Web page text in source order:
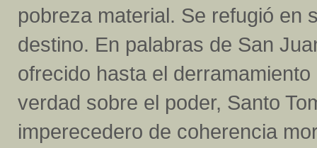
pobreza material. Se refugió en
destino. En palabras de San
ofrecido hasta el
verdad sobre el poder, Santo
imperecedero de coherencia